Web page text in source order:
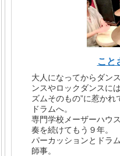
こと
大人になってからダン
ンスやロックダンスに
ズムそのもの”に惹かれ
ドラムへ。
専門学校メーザーハウ
奏を続けてもう９年。
パーカッションとドラ
師事。